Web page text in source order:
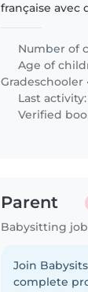
française avec
Hugo (5) aime
jouer aux
cherchons une
Number of
Age of
Gradeschooler
Last
Verified
Parent
Join
complete